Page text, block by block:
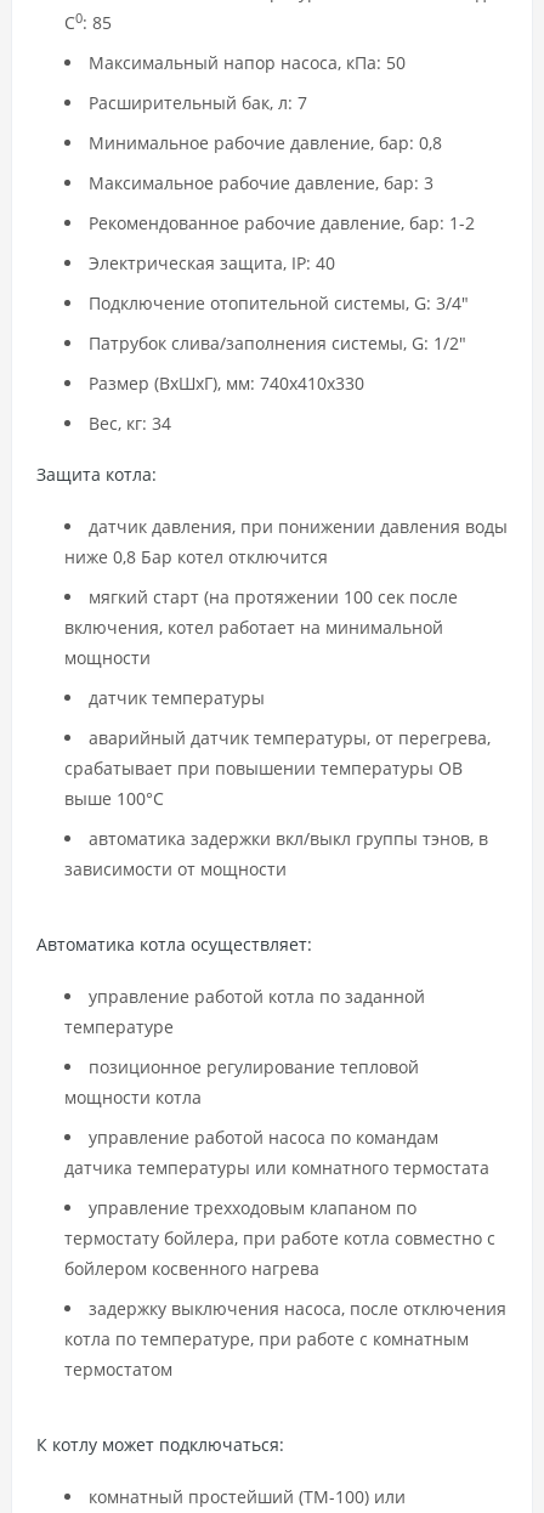
С0: 85
Максимальный напор насоса, кПа: 50
Расширительный бак, л: 7
Минимальное рабочие давление, бар: 0,8
Максимальное рабочие давление, бар: 3
Рекомендованное рабочие давление, бар: 1-2
Электрическая защита, IP: 40
Подключение отопительной системы, G: 3/4"
Патрубок слива/заполнения системы, G: 1/2"
Размер (ВхШхГ), мм: 740х410х330
Вес, кг: 34
Защита котла:
датчик давления, при понижении давления воды
ниже 0,8 Бар котел отключится
мягкий старт (на протяжении 100 сек после
включения, котел работает на минимальной
мощности
датчик температуры
аварийный датчик температуры, от перегрева,
срабатывает при повышении температуры ОВ
выше 100°C
автоматика задержки вкл/выкл группы тэнов, в
зависимости от мощности
Автоматика котла осуществляет:
управление работой котла по заданной
температуре
позиционное регулирование тепловой
мощности котла
управление работой насоса по командам
датчика температуры или комнатного термостата
управление трехходовым клапаном по
термостату бойлера, при работе котла совместно с
бойлером косвенного нагрева
задержку выключения насоса, после отключения
котла по температуре, при работе с комнатным
термостатом
К котлу может подключаться:
комнатный простейший (TM-100) или